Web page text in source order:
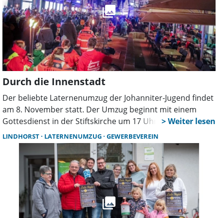
ausklingen lassen.
Durch die Innenstadt
Der beliebte Laternenumzug der Johanniter-Jugend findet
am 8. November statt. Der Umzug beginnt mit einem
Gottesdienst in der Stiftskirche um 17 Uhr. Es wird eine
Andacht mit Liedern und Geschichten geben, die von den
Kindertagesstätten der Wunstorfer Johanniter
ausgearbeitet wurde.
LINDHORST LATERNENUMZUG GEWERBEVEREIN